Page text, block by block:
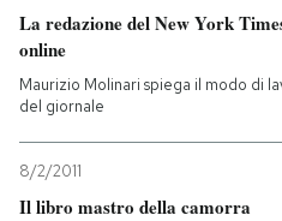
CALENDARIO
La redazione del New York
online
Maurizio Molinari spiega il modo di
del giornale
8/2/2011
Il libro mastro della camorra